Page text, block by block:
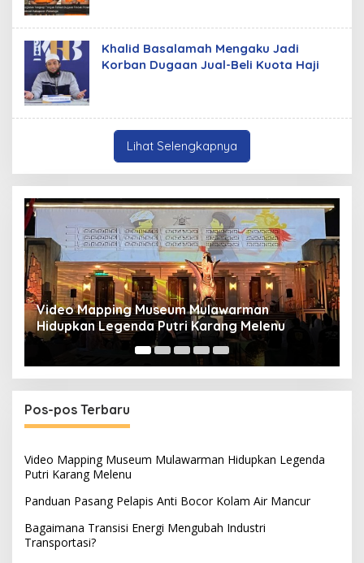
Khalid Basalamah Mengaku Jadi
Korban Dugaan Jual-Beli Kuota Haji
Lihat Selengkapnya
Mulawarman
Karang Melenu
Panduan Pasang Pelapis Anti
Mancur
Pos-pos Terbaru
Video Mapping Museum Mulawarman Hidupkan Legenda
Putri Karang Melenu
Panduan Pasang Pelapis Anti Bocor Kolam Air Mancur
Bagaimana Transisi Energi Mengubah Industri
Transportasi?